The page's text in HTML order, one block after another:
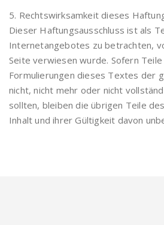
5. Rechtswirksamkeit dieses
Dieser Haftungsausschluss ist als
Internetangebotes zu betrachten,
Seite verwiesen wurde. Sofern
Formulierungen dieses Textes der
nicht, nicht mehr oder nicht
sollten, bleiben die übrigen Teile
Inhalt und ihrer Gültigkeit davon